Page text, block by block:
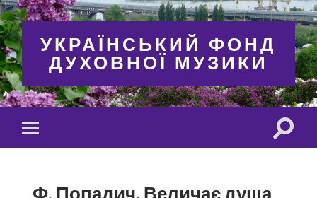
УКРАЇНСЬКИЙ ФОНД
ДУХОВНОЇ МУЗИКИ
Toggle
mobile
Toggle
Ф. Попадич. Величає душа